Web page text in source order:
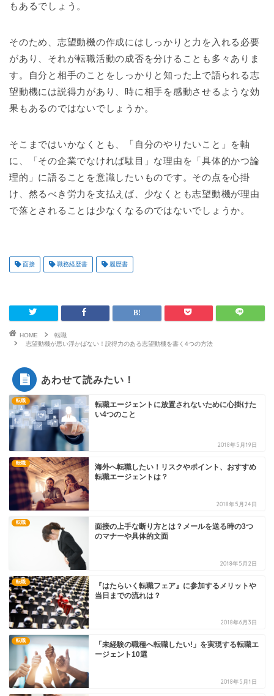
もあるでしょう。
そのため、志望動機の作成にはしっかりと力を入れる必要
があり、それが転職活動の成否を分けることも多々ありま
す。自分と相手のことをしっかりと知った上で語られる志
望動機には説得力があり、時に相手を感動させるような効
果もあるのではないでしょうか。
そこまではいかなくとも、「自分のやりたいこと」を軸
に、「その企業でなければ駄目」な理由を「具体的かつ論
理的」に語ることを意識したいものです。その点を心掛
け、然るべき労力を支払えば、少なくとも志望動機が理由
で落とされることは少なくなるのではないでしょうか。
面接 職務経歴書 履歴書
HOME
転職
志望動機が思い浮かばない！説得力のある志望動機を書く4つの方法
あわせて読みたい！
転職
転職エージェントに放置されないために心掛けた
い4つのこと
2018年5月19日
転職
海外へ転職したい！リスクやポイント、おすすめ
転職エージェントは？
2018年5月24日
転職
面接の上手な断り方とは？メールを送る時の3つ
のマナーや具体的文面
2018年5月2日
転職
『はたらいく転職フェア』に参加するメリットや
当日までの流れは？
2018年6月3日
転職
「未経験の職種へ転職したい!」を実現する転職エ
ージェント10選
2018年5月1日